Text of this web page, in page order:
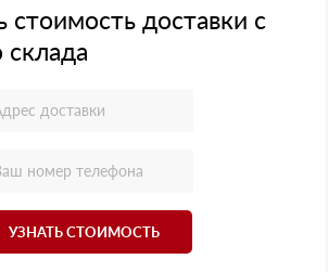
стоимость доставки с
УЗНАТЬ СТОИМОСТЬ